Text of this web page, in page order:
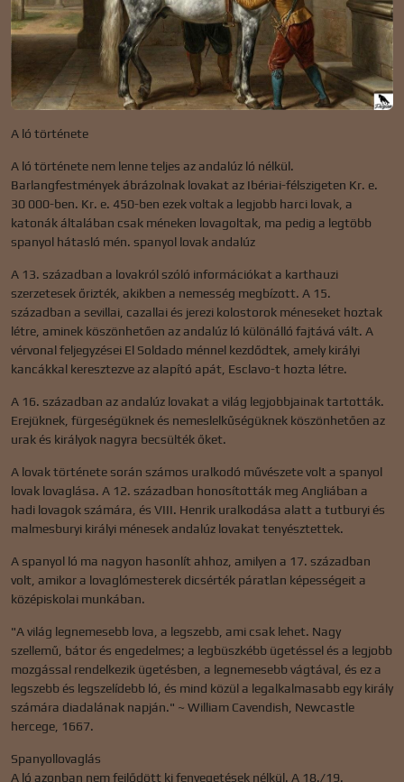
A ló története
A ló története nem lenne teljes az andalúz ló nélkül.
Barlangfestmények ábrázolnak lovakat az Ibériai-félszigeten Kr. e.
30 000-ben. Kr. e. 450-ben ezek voltak a legjobb harci lovak, a
katonák általában csak méneken lovagoltak, ma pedig a legtöbb
spanyol hátasló mén. spanyol lovak andalúz
A 13. században a lovakról szóló információkat a karthauzi
szerzetesek őrizték, akikben a nemesség megbízott. A 15.
században a sevillai, cazallai és jerezi kolostorok méneseket hoztak
létre, aminek köszönhetően az andalúz ló különálló fajtává vált. A
vérvonal feljegyzései El Soldado ménnel kezdődtek, amely királyi
kancákkal keresztezve az alapító apát, Esclavo-t hozta létre.
A 16. században az andalúz lovakat a világ legjobbjainak tartották.
Erejüknek, fürgeségüknek és nemeslelkűségüknek köszönhetően az
urak és királyok nagyra becsülték őket.
A lovak története során számos uralkodó művészete volt a spanyol
lovak lovaglása. A 12. században honosították meg Angliában a
hadi lovagok számára, és VIII. Henrik uralkodása alatt a tutburyi és
malmesburyi királyi ménesek andalúz lovakat tenyésztettek.
A spanyol ló ma nagyon hasonlít ahhoz, amilyen a 17. században
volt, amikor a lovaglómesterek dicsérték páratlan képességeit a
középiskolai munkában.
"A világ legnemesebb lova, a legszebb, ami csak lehet. Nagy
szellemű, bátor és engedelmes; a legbüszkébb ügetéssel és a legjobb
mozgással rendelkezik ügetésben, a legnemesebb vágtával, és ez a
legszebb és legszelídebb ló, és mind közül a legalkalmasabb egy király
számára diadalának napján." ~ William Cavendish, Newcastle
hercege, 1667.
Spanyollovaglás
A ló azonban nem fejlődött ki fenyegetések nélkül. A 18./19.